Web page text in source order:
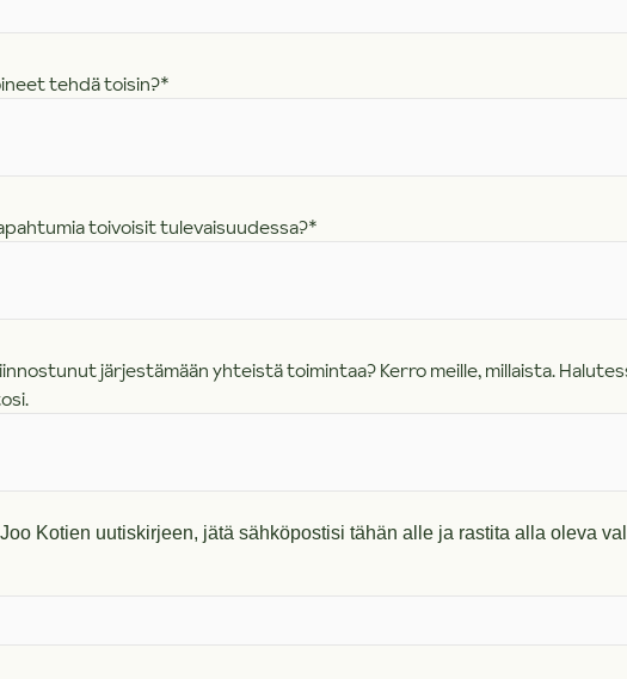
tehdä toisin?*
toivoisit tulevaisuudessa?*
järjestämään yhteistä toimintaa? Kerro meille, millaista.
Kotien uutiskirjeen, jätä sähköpostisi tähän alle ja rastita alla oleva